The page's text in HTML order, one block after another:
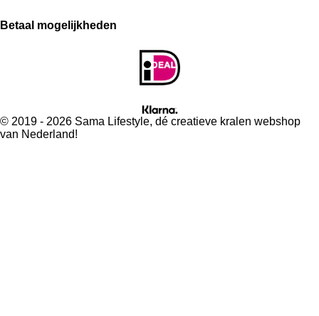
Betaal mogelijkheden
© 2019 - 2026 Sama Lifestyle, dé creatieve kralen webshop
van Nederland!